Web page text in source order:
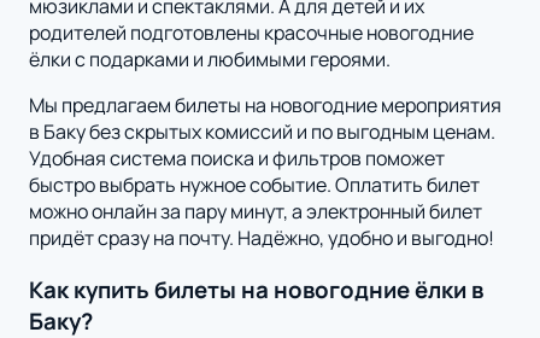
мюзиклами и спектаклями. А для детей и их
родителей подготовлены красочные новогодние
ёлки с подарками и любимыми героями.
Мы предлагаем билеты на новогодние мероприятия
в Баку без скрытых комиссий и по выгодным ценам.
Удобная система поиска и фильтров поможет
быстро выбрать нужное событие. Оплатить билет
можно онлайн за пару минут, а электронный билет
придёт сразу на почту. Надёжно, удобно и выгодно!
Как купить билеты на новогодние ёлки в
Баку?